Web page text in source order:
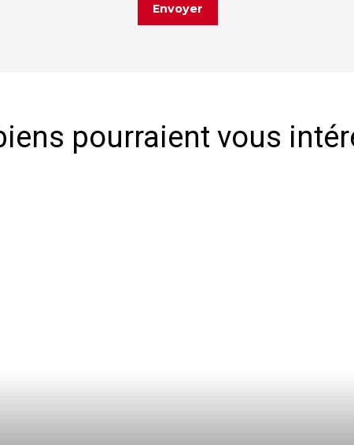
Envoyer
pourraient vous